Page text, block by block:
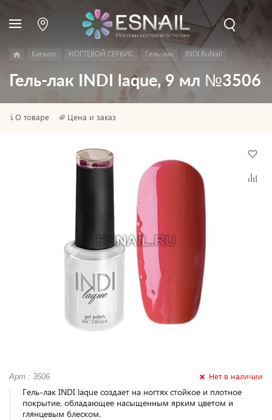
Каталог НОГТЕВОЙ СЕРВИС Гель-лак INDI RuNail
Гель-лак INDI laque, 9 мл №3506
О товаре Цена и заказ
Арт.: 3506 Нет в наличии
Гель-лак INDI laque создает на ногтях стойкое и плотное
покрытие, обладающее насыщенным ярким цветом и
глянцевым блеском.